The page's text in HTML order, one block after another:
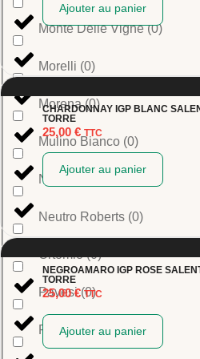
Monte Delle Vigne(0)
Morelli (0)
Morena(0)
Mulino Bianco (0)
Negrini
Neutro Roberts (0)
Ortomio(0)
Pavesi(0)
Perlino(0)
Ajouter au panier
CHARDONNAY IGP BLANC
TORRE
25,00 € TTC
Ajouter au panier
NEGROAMARO IGP ROSE
TORRE
25,00€ TTC
Ajouter au panier